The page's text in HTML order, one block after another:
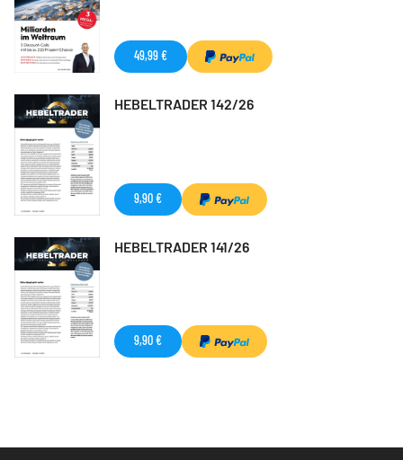
49,99 €
HEBELTRADER 142/26
9,90 €
HEBELTRADER 141/26
9,90 €